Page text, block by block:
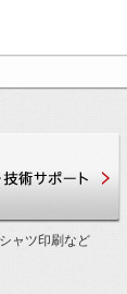
究開発」
ャツ印刷など